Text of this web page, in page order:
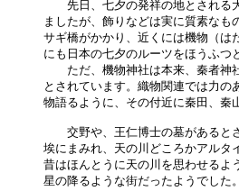
先日、七夕の発祥の地とされる
ましたが、飾りなどは実に質素な
サギ橋がかかり、近くには機物（は
にも日本の七夕のルーツをほうふつ
ただ、機物神社は本来、秦者神
とされています。織物関連では力
物語るように、その付近に秦田、秦
交野や、王仁博士の墓があると
埃にまみれ、天の川どころかアルタ
昔はほんとうに天の川を思わせるよ
星の降るような街だったようでした。